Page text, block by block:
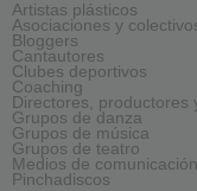
Artistas plásticos
Asociaciones y
Bloggers
Cantautores
Clubes deportivos
Coaching
Directores, productores
Grupos de danza
Grupos de música
Grupos de teatro
Medios de comunicación
Pinchadiscos